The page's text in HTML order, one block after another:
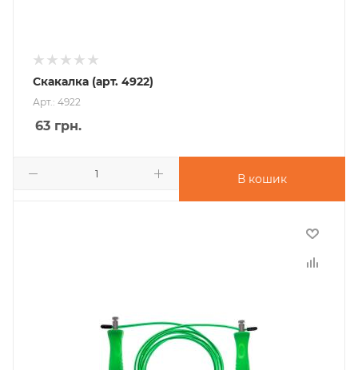
Скакалка (арт. 4922)
Арт.: 4922
63 грн.
В кошик